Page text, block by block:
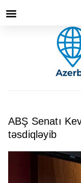
ABŞ Senatı
təsdiqləyib